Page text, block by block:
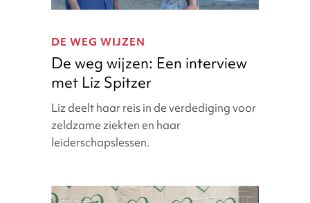
wijzen:
Een
interview
met
Liz
Spitzer
DE WEG WIJZEN
De weg wijzen: Een interview
met Liz Spitzer
Liz deelt haar reis in de verdediging voor
zeldzame ziekten en haar
leiderschapslessen.